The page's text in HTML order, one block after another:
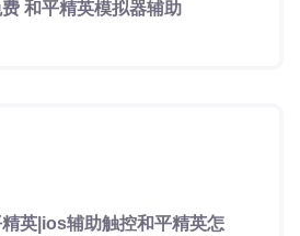
和平精英模拟器辅助
英|ios辅助触控和平精英怎